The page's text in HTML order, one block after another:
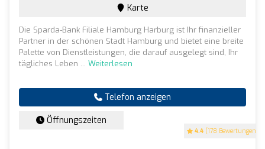
4.4 (178 Bewertungen)
Karte
Die Sparda-Bank Filiale Hamburg Harburg ist Ihr finanzieller
Partner in der schönen Stadt Hamburg und bietet eine breite
Palette von Dienstleistungen, die darauf ausgelegt sind, Ihr
tägliches Leben ... Weiterlesen
Telefon anzeigen
Öffnungszeiten